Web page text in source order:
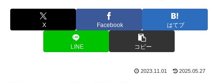
X Facebook はてブ
LINE コピー
2023.11.01 2025.05.27